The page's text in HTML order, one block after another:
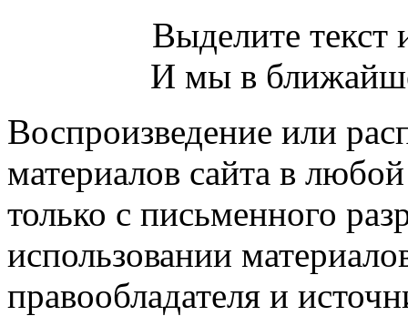
Выделите
И мы в
Воспроизведение или
материалов сайта в
только с письменного
использовании
правообладателя и